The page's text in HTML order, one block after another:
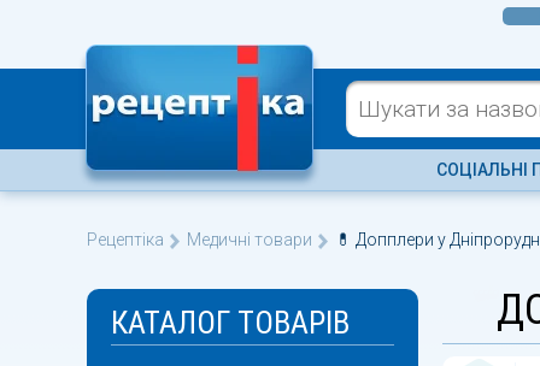
СОЦІАЛЬНІ
Рецептіка Медичні товари 💊 Допплери у
КАТАЛОГ ТОВАРІВ